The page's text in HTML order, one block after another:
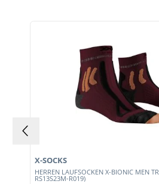
HERREN LAUFSOCKEN X-BIONIC MEN
RS13S23M-R019)
X-SOCKS